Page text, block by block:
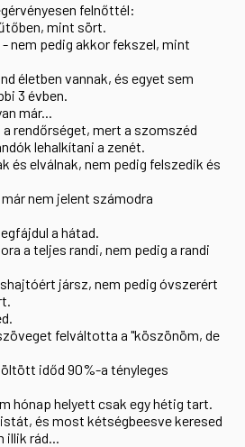
felnőttél:
mint sört.
nem pedig akkor fekszel, mint
életben vannak, és egyet sem
3 évben.
már...
a rendőrséget, mert a szomszéd
lehalkítani a zenét.
és elválnak, nem pedig felszedik és
nem jelent számodra
a hátad.
a teljes randi, nem pedig a randi
jársz, nem pedig óvszerért
felváltotta a "köszönöm, de
időd 90%-a tényleges
hónap helyett csak egy hétig tart.
és most kétségbeesve keresed
illik rád...